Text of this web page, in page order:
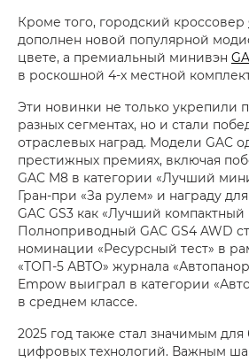
Кроме того, городский кроссовер
дополнен новой популярной
цвете, а премиальный минивэн
в роскошной 4-х местной
Эти новинки не только укрепили
разных сегментах, но и стали
отраслевых наград. Модели GAC
престижных премиях, включая
GAC M8 в категории «Лучший
Гран-при «За рулем» и награду
GAC GS3 как «Лучший компактный
Полноприводный GAC GS4 AWD
номинации «Ресурсный тест» в
«ТОП-5 АВТО» журнала
Empow выиграл в категории
в среднем классе.
2025 год также стал значимым
цифровых технологий. Важным